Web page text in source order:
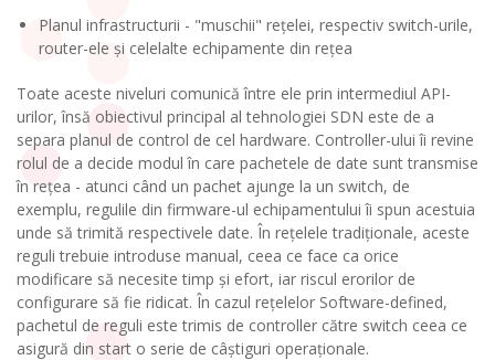
Planul infrastructurii - "muschii" rețelei, respectiv switch-urile,
router-ele și celelalte echipamente din rețea
Toate aceste niveluri comunică între ele prin intermediul API-
urilor, însă obiectivul principal al tehnologiei SDN este de a
separa planul de control de cel hardware. Controller-ului îi revine
rolul de a decide modul în care pachetele de date sunt transmise
în rețea - atunci când un pachet ajunge la un switch, de
exemplu, regulile din firmware-ul echipamentului îi spun acestuia
unde să trimită respectivele date. În rețelele tradiționale, aceste
reguli trebuie introduse manual, ceea ce face ca orice
modificare să necesite timp și efort, iar riscul erorilor de
configurare să fie ridicat. În cazul rețelelor Software-defined,
pachetul de reguli este trimis de controller către switch ceea ce
asigură din start o serie de câștiguri operaționale.